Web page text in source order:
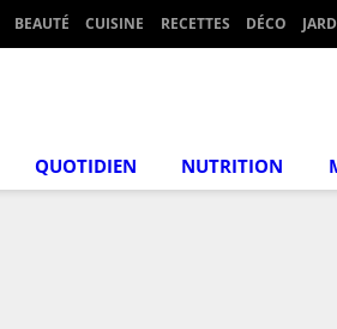
BEAUTÉ CUISINE RECETTES DÉCO
QUOTIDIEN NUTRITION